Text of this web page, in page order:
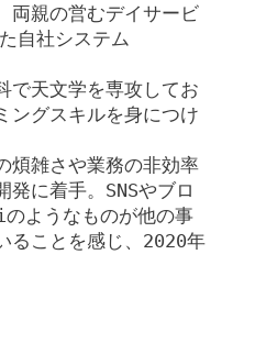
両親の営むデイサービ
自社システム
で天文学を専攻してお
ングスキルを身につけ
煩雑さや業務の非効率
発に着手。SNSやブロ
ようなものが他の事
ることを感じ、2020年